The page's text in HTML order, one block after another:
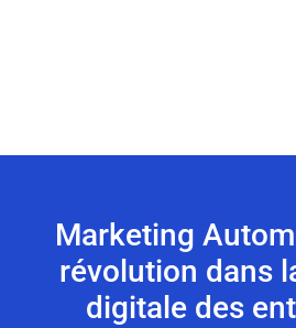
Marketing
révolution dans
digitale des